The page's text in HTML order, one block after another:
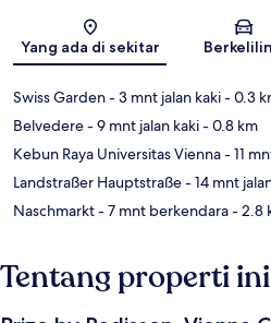
Peta
Yang ada di sekitar
Swiss Garden- 3 mnt jalan kaki- 0.3
Belvedere- 9 mnt jalan kaki- 0.8 km
Kebun Raya Universitas Vienna- 11
Landstraßer Hauptstraße- 14 mnt
Naschmarkt- 7 mnt berkendara- 2.8
Tentang properti ini